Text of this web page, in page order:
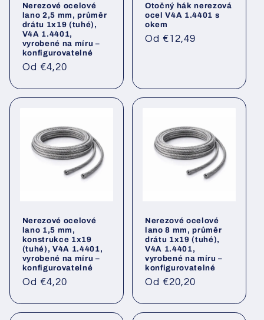
Nerezové ocelové
lano 2,5 mm, průměr
drátu 1x19 (tuhé),
V4A 1.4401,
vyrobené na míru –
konfigurovatelné
Běžná
Od €4,20
Otočný hák nerezová
ocel V4A 1.4401 s
okem
Běžná
Od €12,49
Nerezové ocelové
lano 1,5 mm,
konstrukce 1x19
(tuhé), V4A 1.4401,
vyrobené na míru –
konfigurovatelné
Běžná
Od €4,20
Nerezové ocelové
lano 8 mm, průměr
drátu 1x19 (tuhé),
V4A 1.4401,
vyrobené na míru –
konfigurovatelné
Běžná
Od €20,20